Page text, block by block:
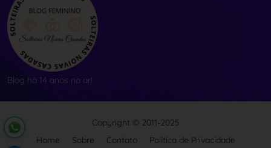
Blog há 14 anos no ar!
Copyright © 2011-2025
Home
Sobre Contato Política de Privacidade